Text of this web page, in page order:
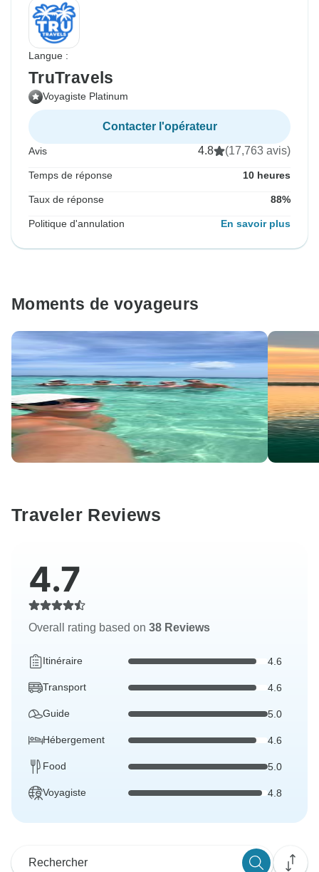
Langue :
TruTravels
Voyagiste Platinum
Contacter l'opérateur
Avis 4.8 (17,763 avis)
Temps de réponse 10 heures
Taux de réponse 88%
Politique d'annulation En savoir plus
Moments de voyageurs
Traveler Reviews
4.7
Overall rating based on 38 Reviews
Itinéraire 4.6
Transport 4.6
Guide 5.0
Hébergement 4.6
Food 5.0
Voyagiste 4.8